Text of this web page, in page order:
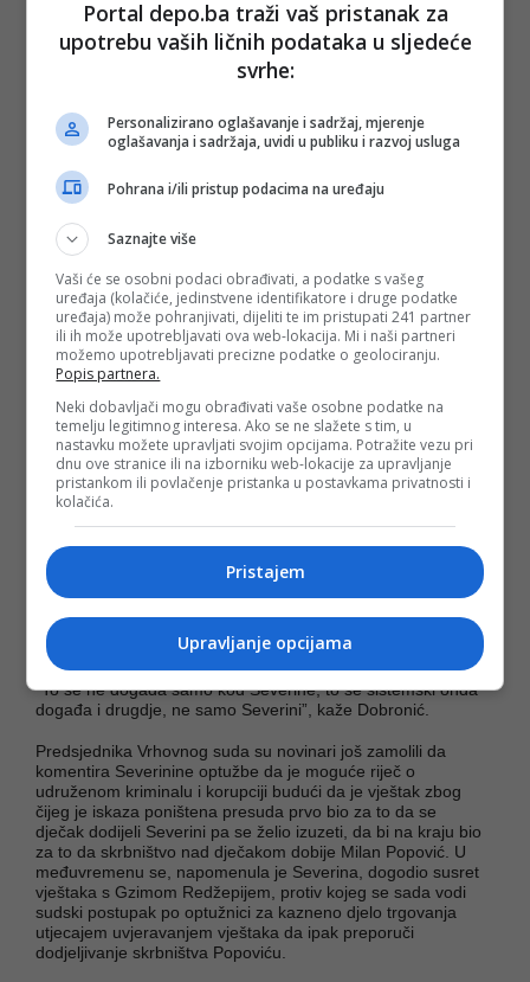
pogreške splitskog suda, a da su ovakvi obiteljski slučajevi
vrlo osjetljivi i da “to onda stranke u ovakvom postupku
teško doživljavaju”:
naglasio je Dobronić pa dodao da sudski propust s
vještacima “ne treba tretirati kao nebitnu pogrešku”.
Potom se vratio na tezu da se o ovom i sličnim slučajevima
uopće ne treba javno govoriti.
“Mi ćemo morati napraviti nekakve promjene, morat ćemo
o tome u pravilu ne smijemo govoriti ništa. O tome se piše
ne znam koliko, to nije dobro”, rekao je pa dodao da “ni od
Severine nije dobro” da toliko istupa u javnost o slučaju koji
se tiče skrbništva nad njenim djetetom.
“Ja bih čak rekao da ona to zlorabi. Bilo je optužbi da je ona
prijetila, ovom-onom, ne znam kome. To nalaže na oprez.
Budite sigurni da nitko nije specijalno protiv nje. Nitko tu nije
a priori protiv, ali o tom-potom. Treba biti oprezniji, ljudi su
spremni tvrditi koješta. Zna često drugačije ispasti, istina zna
biti neugodna pa neki to ne žele prihvatiti, agresivni su. Ne
bi u tom dijelu ništa pisao, na mjestu bilo kojeg medija. Na
kraju se utvrdi na sudu, pogreške su moguće, u nekim
slučajevima su sistemske”, rekao je.
Dodao je da je sistemskih pogreški znalo biti u sudskim
skrb ili psiholozima, o čemu, napominje, govori i izvješće
GREVIO-a.
“To se ne događa samo kod Severine, to se sistemski onda
događa i drugdje, ne samo Severini”, kaže Dobronić.
Predsjednika Vrhovnog suda su novinari još zamolili da
komentira Severinine optužbe da je moguće riječ o
udruženom kriminalu i korupciji budući da je vještak zbog
čijeg je iskaza poništena presuda prvo bio za to da se
dječak dodijeli Severini pa se želio izuzeti, da bi na kraju bio
za to da skrbništvo nad dječakom dobije Milan Popović. U
međuvremenu se, napomenula je Severina, dogodio susret
vještaka s Gzimom Redžepijem, protiv kojeg se sada vodi
sudski postupak po optužnici za kazneno djelo trgovanja
utjecajem uvjeravanjem vještaka da ipak preporuči
dodjeljivanje skrbništva Popoviću.
Portal depo.ba traži vaš pristanak za
upotrebu vaših ličnih podataka u sljedeće
svrhe:
Personalizirano oglašavanje i sadržaj, mjerenje
oglašavanja i sadržaja, uvidi u publiku i razvoj usluga
Pohrana i/ili pristup podacima na uređaju
Saznajte više
Vaši će se osobni podaci obrađivati, a podatke s vašeg
uređaja (kolačiće, jedinstvene identifikatore i druge podatke
uređaja) može pohranjivati, dijeliti te im pristupati 241 partner
ili ih može upotrebljavati ova web-lokacija. Mi i naši partneri
možemo upotrebljavati precizne podatke o geolociranju.
Popis partnera.
Neki dobavljači mogu obrađivati vaše osobne podatke na
temelju legitimnog interesa. Ako se ne slažete s tim, u
nastavku možete upravljati svojim opcijama. Potražite vezu pri
dnu ove stranice ili na izborniku web-lokacije za upravljanje
pristankom ili povlačenje pristanka u postavkama privatnosti i
kolačića.
Pristajem
Upravljanje opcijama